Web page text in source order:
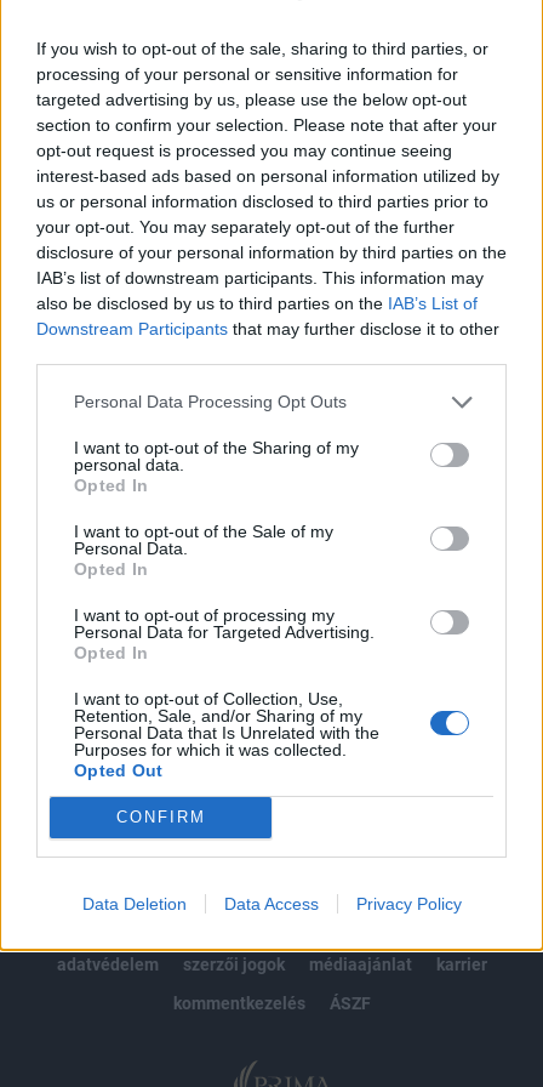
If you wish to opt-out of the sale, sharing to third parties, or
processing of your personal or sensitive information for
targeted advertising by us, please use the below opt-out
section to confirm your selection. Please note that after your
opt-out request is processed you may continue seeing
interest-based ads based on personal information utilized by
us or personal information disclosed to third parties prior to
your opt-out. You may separately opt-out of the further
disclosure of your personal information by third parties on the
IAB’s list of downstream participants. This information may
also be disclosed by us to third parties on the IAB’s List of
Downstream Participants that may further disclose it to other
Personal Data Processing Opt Outs
I want to opt-out of the Sharing of my
personal data.
Opted In
I want to opt-out of the Sale of my
Personal Data.
Opted In
I want to opt-out of processing my
Personal Data for Targeted Advertising.
Opted In
I want to opt-out of Collection, Use,
Retention, Sale, and/or Sharing of my
Personal Data that Is Unrelated with the
Purposes for which it was collected.
Opted Out
CONFIRM
Data Deletion Data Access Privacy Policy
Portfolio Investment Day 2026Október 21-én jön a Portfolio
Investment Day 2026, ahol a piac vezető szakértőivel
keressük a választ a befektetőket leginkább foglalkoztató
kérdésekre. Meddig tarthat az AI-rali, kik lehetnek a
következő évek nyertesei, mire számíthatunk a részvény-,
kötvény-, nyersanyag- és kriptopiacokon, és hogyan
érdemes portfóliót építeni egy gyorsan változó...
KEDVES OLVASÓNK!
regisztrációhoz kötött.
Az előfizetés a következőket tartalmazza:
Portfolio.hu teljes cikkarchívum
kötéslistái
Előfizetés
MÁR ELŐFIZETŐNK VAGY?BEJELENTKEZÉS
adatvédelem
szerzői jogok médiaajánlat
karrier
kommentkezelés
ÁSZF